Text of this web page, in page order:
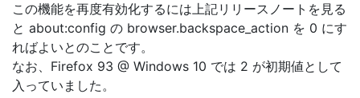
この機能を再度有効化するには上記リリースノートを見る
と about:config の browser.backspace_action を 0 にす
ればよいとのことです。
なお、Firefox 93 @ Windows 10 では 2 が初期値として
入っていました。